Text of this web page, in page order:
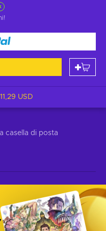
!
11,29 USD
casella di posta